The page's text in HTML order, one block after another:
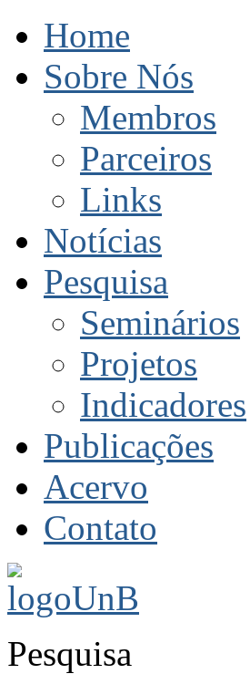
Home
Sobre Nós
Membros
Parceiros
Links
Notícias
Pesquisa
Seminários
Projetos
Indicadores
Publicações
Acervo
Contato
Pesquisa